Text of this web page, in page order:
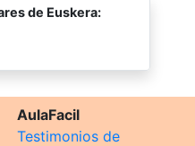
de Euskera:
AulaFacil
Testimonios de